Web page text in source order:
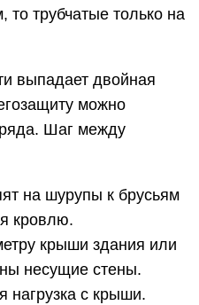
то трубчатые только на
выпадает двойная
можно
Шаг между
на шурупы к брусьям
кровлю.
крыши здания или
несущие стены.
нагрузка с крыши.